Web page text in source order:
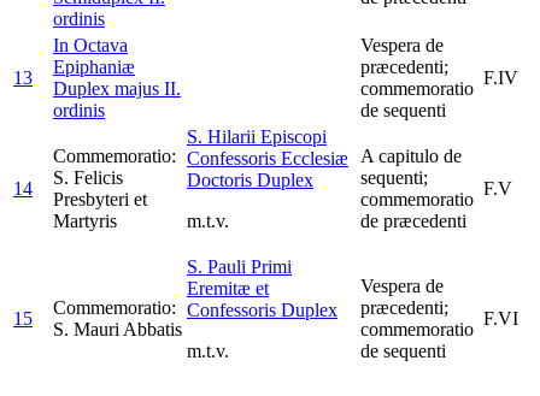
ordinis
13
In Octava
Epiphaniæ
Duplex majus II.
ordinis
Vespera de
præcedenti;
commemoratio
de sequenti
F.IV
14
Commemoratio:
S. Felicis
Presbyteri et
Martyris
S. Hilarii Episcopi
Confessoris Ecclesiæ
Doctoris Duplex
m.t.v.
A capitulo de
sequenti;
commemoratio
de præcedenti
F.V
15
Commemoratio:
S. Mauri Abbatis
S. Pauli Primi
Eremitæ et
Confessoris Duplex
m.t.v.
Vespera de
præcedenti;
commemoratio
de sequenti
F.VI